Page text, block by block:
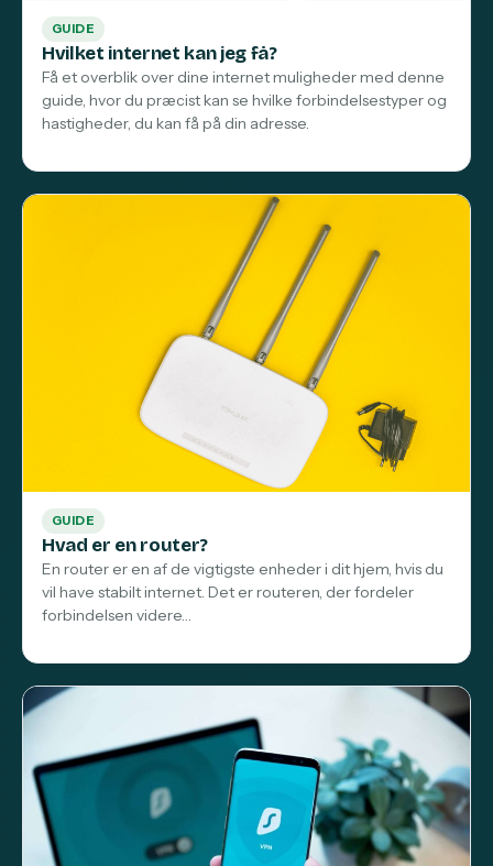
GUIDE
Hvilket internet kan jeg få?
Få et overblik over dine internet muligheder med denne
guide, hvor du præcist kan se hvilke forbindelsestyper og
hastigheder, du kan få på din adresse.
GUIDE
Hvad er en router?
En router er en af de vigtigste enheder i dit hjem, hvis du
vil have stabilt internet. Det er routeren, der fordeler
forbindelsen videre…